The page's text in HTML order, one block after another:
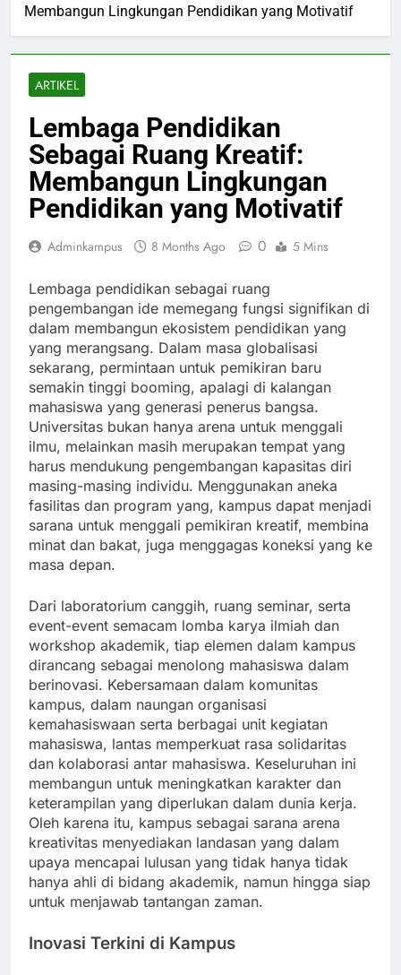
Membangun Lingkungan Pendidikan yang Motivatif
ARTIKEL
Lembaga Pendidikan
Sebagai Ruang Kreatif:
Membangun Lingkungan
Pendidikan yang Motivatif
Adminkampus 8 Months Ago 0 5 Mins
Lembaga pendidikan sebagai ruang
pengembangan ide memegang fungsi signifikan di
dalam membangun ekosistem pendidikan yang
yang merangsang. Dalam masa globalisasi
sekarang, permintaan untuk pemikiran baru
semakin tinggi booming, apalagi di kalangan
mahasiswa yang generasi penerus bangsa.
Universitas bukan hanya arena untuk menggali
ilmu, melainkan masih merupakan tempat yang
harus mendukung pengembangan kapasitas diri
masing-masing individu. Menggunakan aneka
fasilitas dan program yang, kampus dapat menjadi
sarana untuk menggali pemikiran kreatif, membina
minat dan bakat, juga menggagas koneksi yang ke
masa depan.
Dari laboratorium canggih, ruang seminar, serta
event-event semacam lomba karya ilmiah dan
workshop akademik, tiap elemen dalam kampus
dirancang sebagai menolong mahasiswa dalam
berinovasi. Kebersamaan dalam komunitas
kampus, dalam naungan organisasi
kemahasiswaan serta berbagai unit kegiatan
mahasiswa, lantas memperkuat rasa solidaritas
dan kolaborasi antar mahasiswa. Keseluruhan ini
membangun untuk meningkatkan karakter dan
keterampilan yang diperlukan dalam dunia kerja.
Oleh karena itu, kampus sebagai sarana arena
kreativitas menyediakan landasan yang dalam
upaya mencapai lulusan yang tidak hanya tidak
hanya ahli di bidang akademik, namun hingga siap
untuk menjawab tantangan zaman.
Inovasi Terkini di Kampus